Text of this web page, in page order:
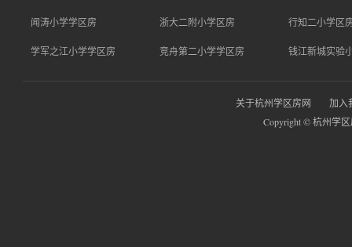
闻涛小学学区房 浙大二附小学区房 行知二小学区
学军之江小学学区房 竞舟第二小学学区房 钱江新城实验
关于杭州学区房网
加入
Copyright © 杭州学